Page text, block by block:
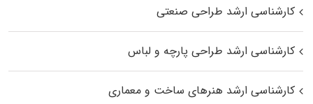
کارشناسی ارشد طراحی صنعتی
کارشناسی ارشد طراحی پارچه و لباس
کارشناسی ارشد هنرهای ساخت و معماری